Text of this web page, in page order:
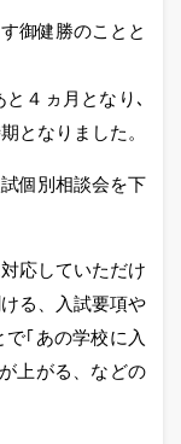
御健勝のことと
４ヵ月となり､
となりました。
個別相談会を下
応していただけ
る、入試要項や
｢あの学校に入
上がる、などの